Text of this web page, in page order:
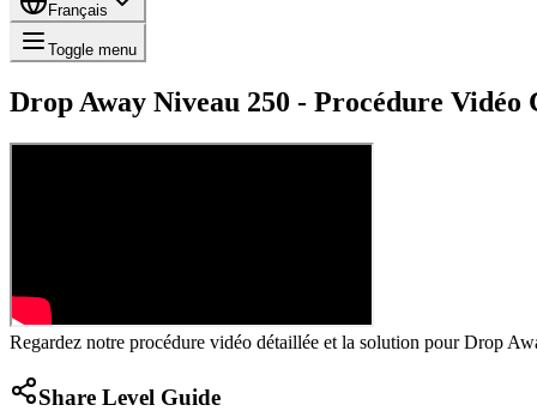
Français
Toggle menu
Drop Away Niveau 250 - Procédure Vidéo
Regardez notre procédure vidéo détaillée et la solution pour Drop
Share Level Guide